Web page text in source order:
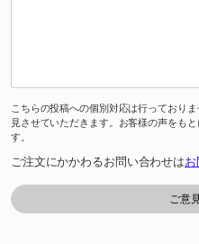
こちらの投稿への個別対応は行っており
見させていただきます。お客様の声をも
す。
ご注文にかかわるお問い合わせは